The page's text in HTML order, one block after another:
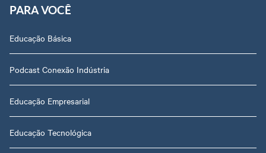
PARA VOCÊ
Educação Básica
Podcast Conexão Indústria
Educação Empresarial
Educação Tecnológica